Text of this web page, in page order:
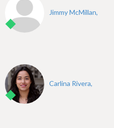
Jimmy McMillan,
Carlina Rivera,